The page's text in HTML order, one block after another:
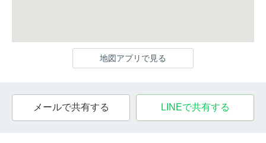
地図アプリで見る
メールで共有する LINEで共有する